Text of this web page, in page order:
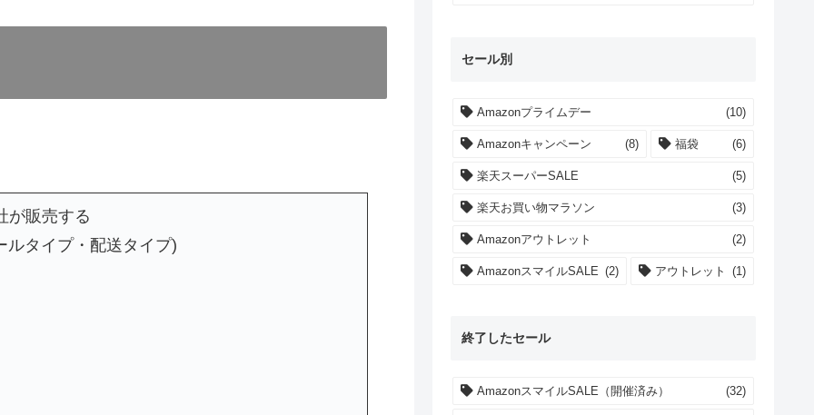
が販売する
ルタイプ・配送タイプ)
セール別
Amazonプライムデー (10)
Amazonキャンペーン (8) 福袋 (6)
楽天スーパーSALE (5)
楽天お買い物マラソン (3)
Amazonアウトレット (2)
AmazonスマイルSALE (2) アウトレット (1)
終了したセール
AmazonスマイルSALE（開催済み） (32)